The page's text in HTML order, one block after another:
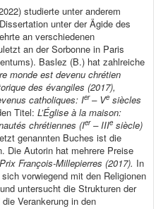
studierte unter anderem
unter der Ägide des
an verschiedenen
an der Sorbonne in Paris
Baslez (B.) hat zahlreiche
monde est devenu chrétien
des évangiles (2017),
catholiques: Ier– Ve siècles
Titel: L’Église à la maison:
chrétiennes (Ier– IIIe siècle)
genannten Buches ist die
Die Autorin hat mehrere Preise
Prix François-Millepierres (2017). In
vorwiegend mit den Religionen
untersucht die Strukturen der
Verankerung in den